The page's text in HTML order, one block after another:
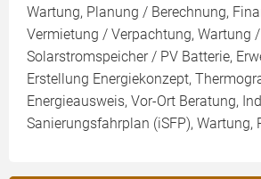
Wartung, Planung / Berechnung,
Vermietung / Verpachtung, Wartung
Solarstromspeicher / PV Batterie,
Erstellung Energiekonzept,
Energieausweis, Vor-Ort Beratung,
Sanierungsfahrplan (iSFP), Wartung,